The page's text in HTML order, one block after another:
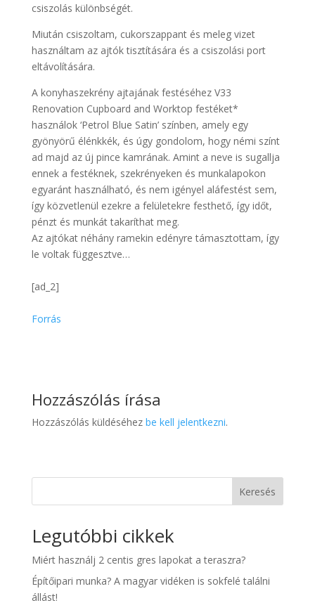
csiszolás különbségét.
Miután csiszoltam, cukorszappant és meleg vizet
használtam az ajtók tisztítására és a csiszolási port
eltávolítására.
A konyhaszekrény ajtajának festéséhez V33
Renovation Cupboard and Worktop festéket*
használok ‘Petrol Blue Satin’ színben, amely egy
gyönyörű élénkkék, és úgy gondolom, hogy némi színt
ad majd az új pince kamrának. Amint a neve is sugallja
ennek a festéknek, szekrényeken és munkalapokon
egyaránt használható, és nem igényel aláfestést sem,
így közvetlenül ezekre a felületekre festhető, így időt,
pénzt és munkát takaríthat meg.
Az ajtókat néhány ramekin edényre támasztottam, így
le voltak függesztve…
[ad_2]
Forrás
Hozzászólás írása
Hozzászólás küldéséhez be kell jelentkezni.
Keresés
Legutóbbi cikkek
Miért használj 2 centis gres lapokat a teraszra?
Építőipari munka? A magyar vidéken is sokfelé találni
állást!